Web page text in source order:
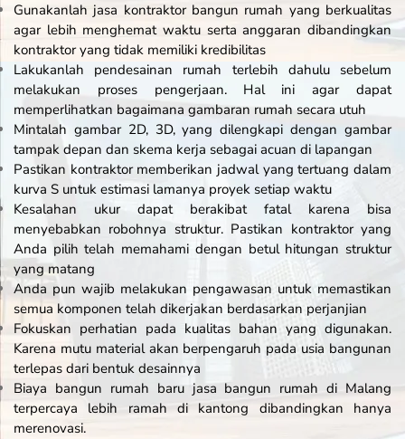
Gunakanlah jasa kontraktor bangun rumah yang berkualitas
agar lebih menghemat waktu serta anggaran dibandingkan
kontraktor yang tidak memiliki kredibilitas
Lakukanlah pendesainan rumah terlebih dahulu sebelum
melakukan proses pengerjaan. Hal ini agar dapat
memperlihatkan bagaimana gambaran rumah secara utuh
Mintalah gambar 2D, 3D, yang dilengkapi dengan gambar
tampak depan dan skema kerja sebagai acuan di lapangan
Pastikan kontraktor memberikan jadwal yang tertuang dalam
kurva S untuk estimasi lamanya proyek setiap waktu
Kesalahan ukur dapat berakibat fatal karena bisa
menyebabkan robohnya struktur. Pastikan kontraktor yang
Anda pilih telah memahami dengan betul hitungan struktur
yang matang
Anda pun wajib melakukan pengawasan untuk memastikan
semua komponen telah dikerjakan berdasarkan perjanjian
Fokuskan perhatian pada kualitas bahan yang digunakan.
Karena mutu material akan berpengaruh pada usia bangunan
terlepas dari bentuk desainnya
Biaya bangun rumah baru jasa bangun rumah di Malang
terpercaya lebih ramah di kantong dibandingkan hanya
merenovasi.